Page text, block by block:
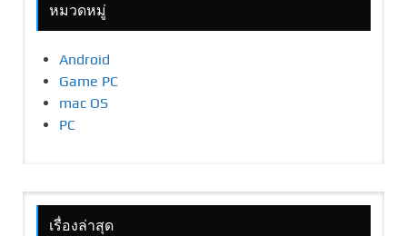
หมวดหมู่
Android
Game PC
mac OS
PC
เรื่องล่าสุด